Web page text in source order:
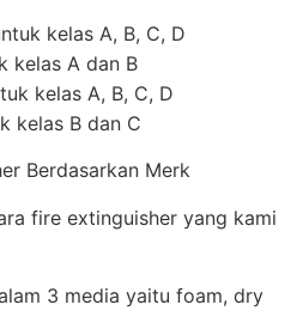
kelas A, B, C, D
kelas A dan B
kelas A, B, C, D
kelas B dan C
Berdasarkan Merk
fire extinguisher yang kami
3 media yaitu foam, dry